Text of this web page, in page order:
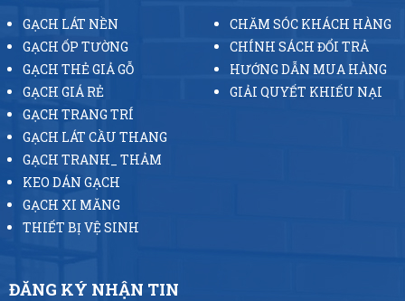
GẠCH LÁT NỀN
GẠCH ỐP TƯỜNG
GẠCH THẺ GIẢ GỖ
GẠCH GIÁ RẺ
GẠCH TRANG TRÍ
GẠCH LÁT CẦU THANG
GẠCH TRANH_ THẢM
KEO DÁN GẠCH
GẠCH XI MĂNG
THIẾT BỊ VỆ SINH
CHĂM SÓC KHÁCH HÀNG
CHÍNH SÁCH ĐỔI TRẢ
HƯỚNG DẪN MUA HÀNG
GIẢI QUYẾT KHIẾU NẠI
ĐĂNG KÝ NHẬN TIN